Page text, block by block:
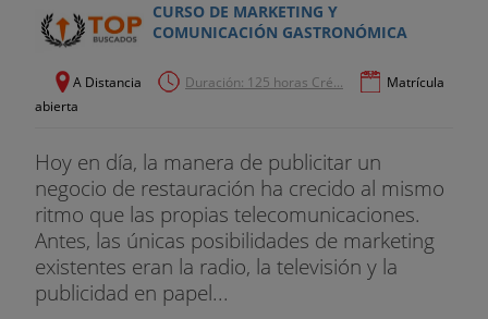
CURSO DE MARKETING Y
COMUNICACIÓN GASTRONÓMICA
A Distancia Duración: 125 horas Cré...
Matrícula
abierta
Hoy en día, la manera de publicitar un
negocio de restauración ha crecido al mismo
ritmo que las propias telecomunicaciones.
Antes, las únicas posibilidades de marketing
existentes eran la radio, la televisión y la
publicidad en papel...